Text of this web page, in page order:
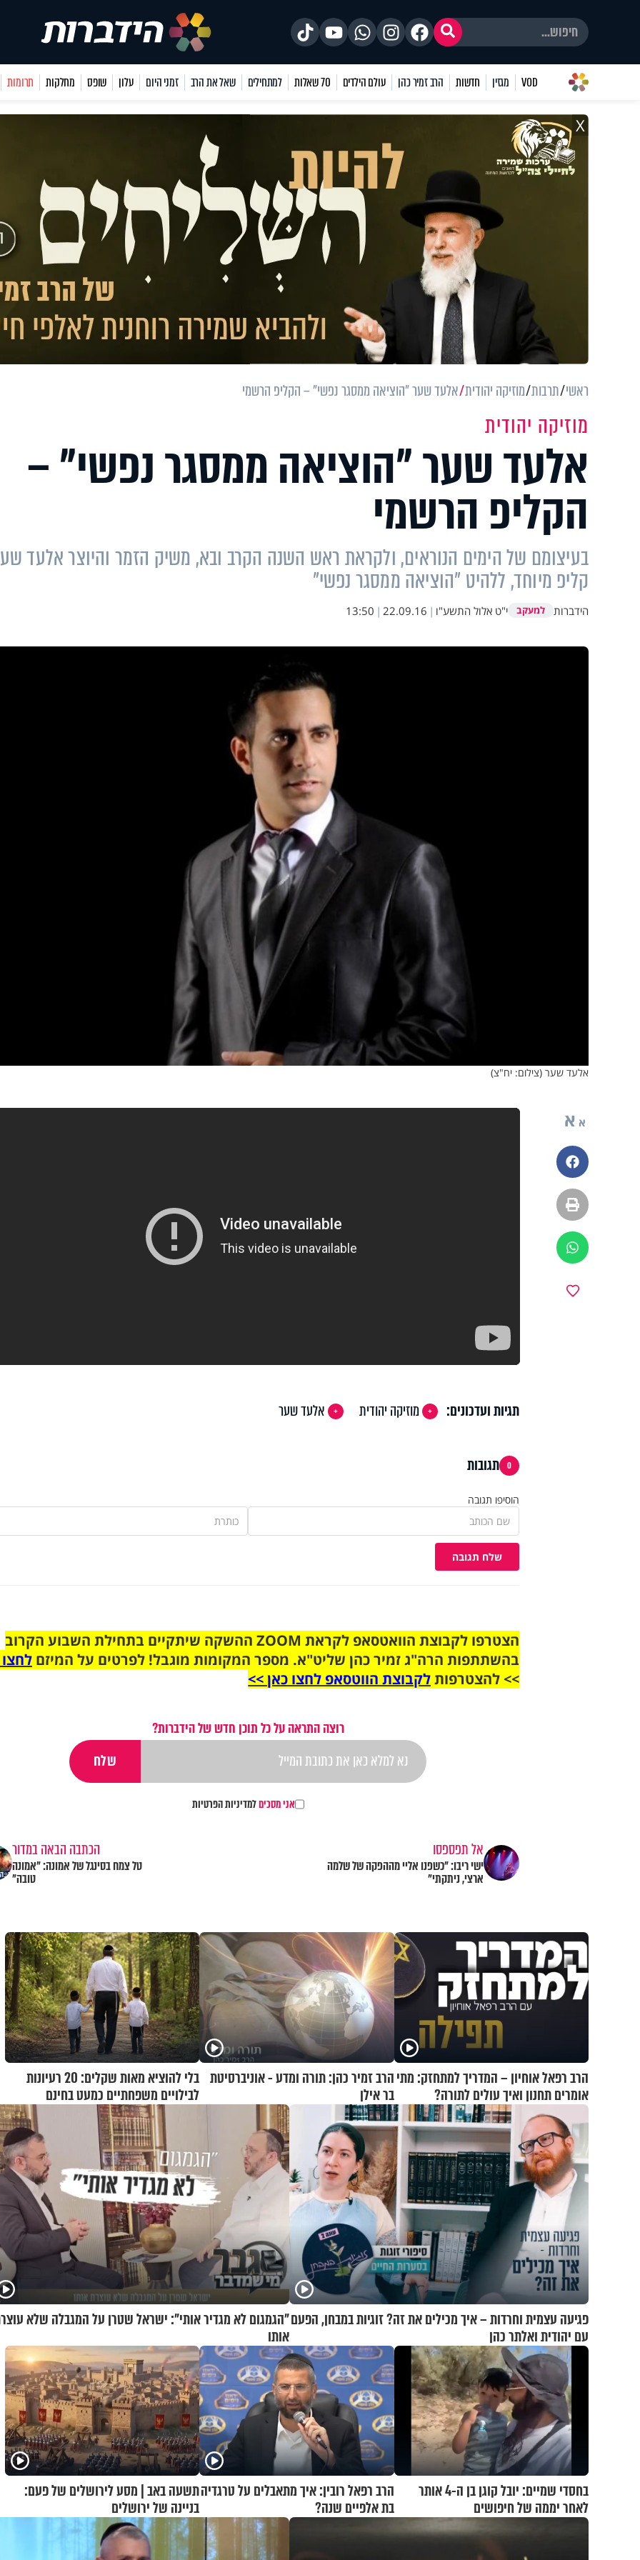
VOD מגזין חדשות הרב זמיר כהן עולם הילדים 70 שאלות למתחילים שאל את הרב זמני היום עלון שופס מחלקות תרומות
X
ראשי תרבות מוזיקה יהודית אלעד שער "הוציאה ממסגר נפשי" – הקליפ הרשמי
מוזיקה יהודית
אלעד שער "הוציאה ממסגר נפשי" –
הקליפ הרשמי
בעיצומם של הימים הנוראים, ולקראת ראש השנה הקרב ובא, משיק הזמר והיוצר אלעד
קליפ מיוחד, ללהיט "הוציאה ממסגר נפשי"
הידברות למעקב י"ט אלול התשע"ו |
22.09.16
|
13:50
אלעד שער (צילום: יח"צ)
א א
פייסבוק
הדפסה
ווטסאפ
תגיות ועדכונים: מוזיקה יהודית אלעד שער
0 תגובות
הוסיפו תגובה
שלח תגובה
הצטרפו לקבוצת הוואטסאפ לקראת ZOOM ההשקה שיתקיים בתחילת השבוע הקרוב
בהשתתפות הרה"ג זמיר כהן שליט"א. מספר המקומות מוגבל! לפרטים על המיזם
>> להצטרפותלקבוצת הווטסאפ לחצו כאן >>
רוצה התראה על כל תוכן חדש של הידברות?
אני מסכיםלמדיניות הפרטיות
אל תפספסו
ישי ריבו: "כשפנו אליי מההפקה של שלמה
ארצי, ניתקתי"
הכתבה הבאה במדור
טל צמח בסינגל של אמונה: "אמונה
טובה"
הרב רפאל אוחיון – המדריך למתחזק: מתי
אומרים תחנון ואיך עולים לתורה?
הרב זמיר כהן: תורה ומדע - אוניברסיטת
בר אילן
בלי להוציא מאות שקלים: 20 רעיונות
לבילויים משפחתיים כמעט בחינם
פגיעה עצמית וחרדות – איך מכילים את זה? זוגיות במבחן, הפעם
עם יהודית ואלתר כהן
"הגמגום לא מגדיר אותי": ישראל שטרן על המגבלה שלא
אותו
בחסדי שמיים: יובל קוגן בן ה-4 אותר
לאחר יממה של חיפושים
הרב רפאל רובין: איך מתאבלים על טרגדיה
בת אלפיים שנה?
תשעה באב | מסע לירושלים של פעם:
בניינה של ירושלים